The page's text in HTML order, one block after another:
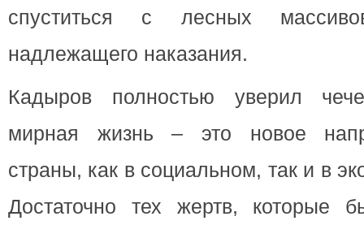
спуститься с лесных
надлежащего наказания.
Кадыров полностью уверил
мирная жизнь – это новое
страны, как в социальном, так и в
Достаточно тех жертв, которые